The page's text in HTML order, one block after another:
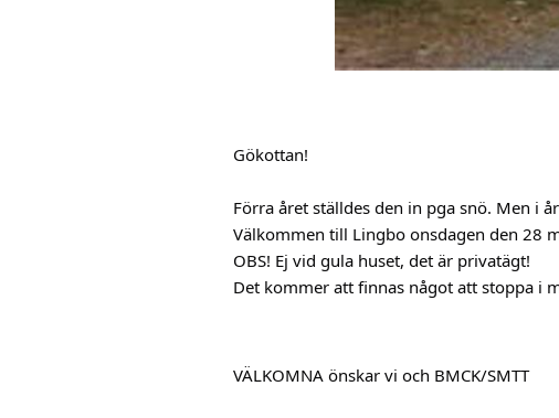
Gökottan!
Förra året ställdes den in pga snö. Men i
Välkommen till Lingbo onsdagen den 28
OBS! Ej vid gula huset, det är privatägt!
Det kommer att finnas något att stoppa i
VÄLKOMNA önskar vi och BMCK/SMTT